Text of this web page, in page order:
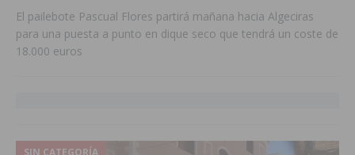
El pailebote Pascual Flores partirá mañana hacia Algeciras
para una puesta a punto en dique seco que tendrá un coste de
18.000 euros
SIN CATEGORÍA